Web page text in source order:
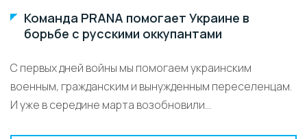
Команда PRANA помогает Украине в
борьбе с русскими оккупантами
С первых дней войны мы помогаем украинским
военным, гражданским и вынужденным переселенцам.
И уже в середине марта возобновили...